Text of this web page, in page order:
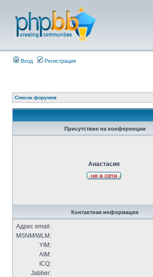
Вход Регистрация
Список форумов
Присутствие на конференции
Анастасия
Контактная информация
Адрес email:
MSNM/WLM:
YIM:
AIM:
ICQ:
Jabber: